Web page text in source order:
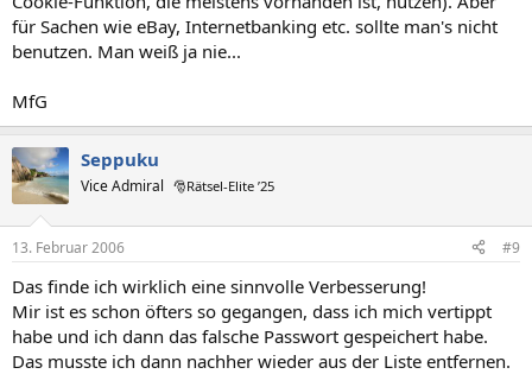
für Sachen wie eBay, Internetbanking etc. sollte man's nicht
benutzen. Man weiß ja nie...
MfG
Seppuku
Vice Admiral 🎅Rätsel-Elite ’25
13. Februar 2006 #9
Das finde ich wirklich eine sinnvolle Verbesserung!
Mir ist es schon öfters so gegangen, dass ich mich vertippt
habe und ich dann das falsche Passwort gespeichert habe.
Das musste ich dann nachher wieder aus der Liste entfernen.